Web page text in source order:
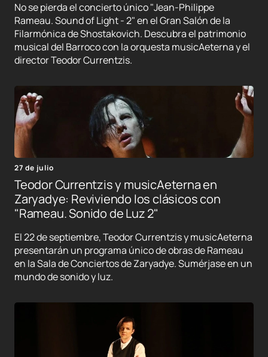
No se pierda el concierto único "Jean-Philippe
Rameau. Sound of Light - 2" en el Gran Salón de la
Filarmónica de Shostakovich. Descubra el patrimonio
musical del Barroco con la orquesta musicAeterna y el
director Teodor Currentzis.
27 de julio
Teodor Currentzis y musicAeterna en
Zaryadye: Reviviendo los clásicos con
"Rameau. Sonido de Luz 2"
El 22 de septiembre, Teodor Currentzis y musicAeterna
presentarán un programa único de obras de Rameau
en la Sala de Conciertos de Zaryadye. Sumérjase en un
mundo de sonido y luz.